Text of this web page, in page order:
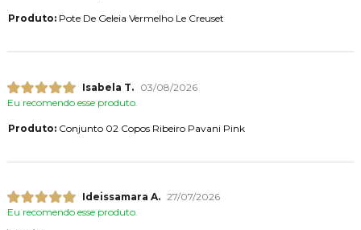
Produto:Pote De Geleia Vermelho Le Creuset
Isabela T.
03/08/2026
Eu recomendo esse produto.
Produto:Conjunto 02 Copos Ribeiro Pavani Pink
Ideissamara A. 27/07/2026
Eu recomendo esse produto.